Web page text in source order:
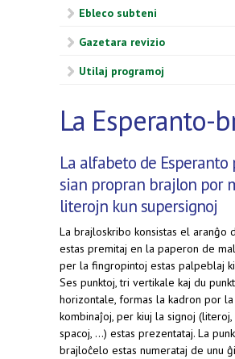
Ebleco subteni
Gazetara revizio
Utilaj programoj
La Esperanto-
La alfabeto de Esperanto
sian propran brajlon por
literojn kun supersignoj
La brajloskribo konsistas el aranĝo
estas premitaj en la paperon de
per la fingropintoj estas palpeblaj
Ses punktoj, tri vertikale kaj du
horizontale, formas la kadron por la
kombinaĵoj, per kiuj la signoj (literoj,
spacoj, ...) estas prezentataj. La
brajloĉelo estas numerataj de unu